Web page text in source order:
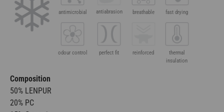
antimicrobial antiabrasion breathable fast drying
odour control perfect fit reinforced
thermal
insulation
Composition
50% LENPUR
20% PC